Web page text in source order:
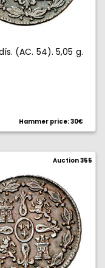
(AC. 54). 5,05 g.
Hammer price: 30€
Auction 355